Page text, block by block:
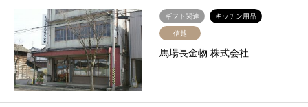
ギフト関連 キッチン用品
信越
馬場長金物 株式会社